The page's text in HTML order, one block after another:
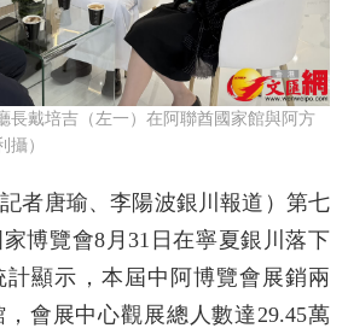
長戴培吉（左一）在阿聯酋國家館與阿方
）
記者唐瑜、李陽波銀川報道）第七
博覽會8月31日在寧夏銀川落下
顯示，本屆中阿博覽會展銷兩
會展中心觀展總人數達29.45萬